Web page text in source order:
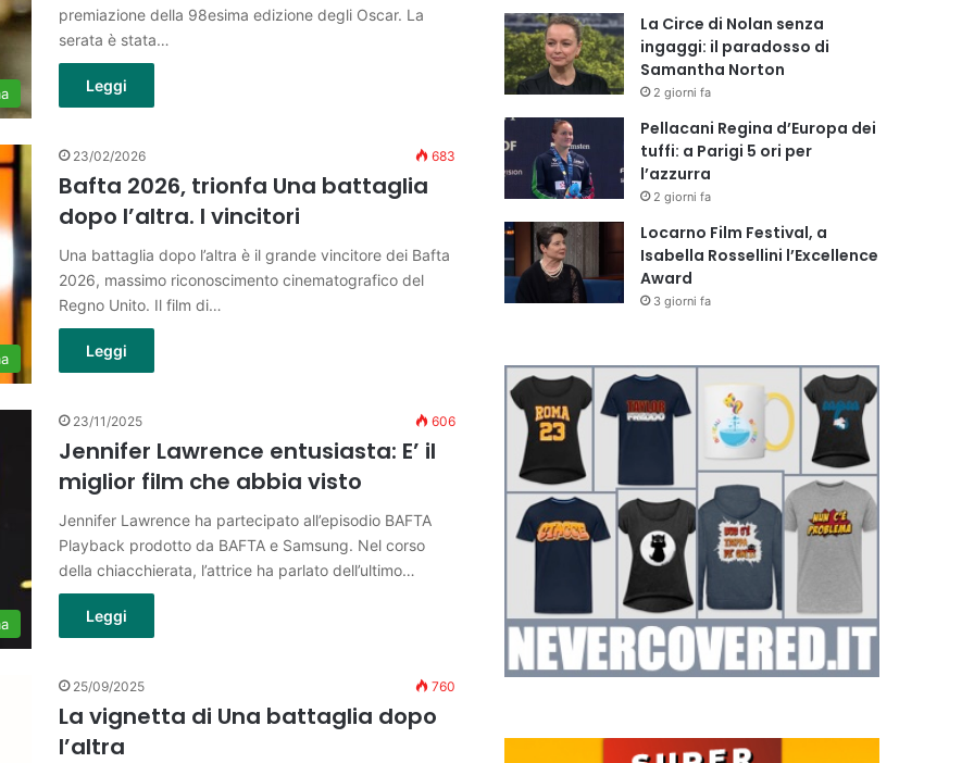
premiazione della 98esima edizione degli Oscar. La
serata è stata…
Leggi
23/02/2026 683
Bafta 2026, trionfa Una battaglia
dopo l’altra. I vincitori
Una battaglia dopo l’altra è il grande vincitore dei Bafta
2026, massimo riconoscimento cinematografico del
Regno Unito. Il film di…
Leggi
23/11/2025 606
Jennifer Lawrence entusiasta: E’ il
miglior film che abbia visto
Jennifer Lawrence ha partecipato all’episodio BAFTA
Playback prodotto da BAFTA e Samsung. Nel corso
della chiacchierata, l’attrice ha parlato dell’ultimo…
Leggi
25/09/2025 760
La vignetta di Una battaglia dopo
l’altra
La Circe di Nolan senza
ingaggi: il paradosso di
Samantha Norton
2 giorni fa
Pellacani Regina d’Europa dei
tuffi: a Parigi 5 ori per
l’azzurra
2 giorni fa
Locarno Film Festival, a
Isabella Rossellini l’Excellence
Award
3 giorni fa